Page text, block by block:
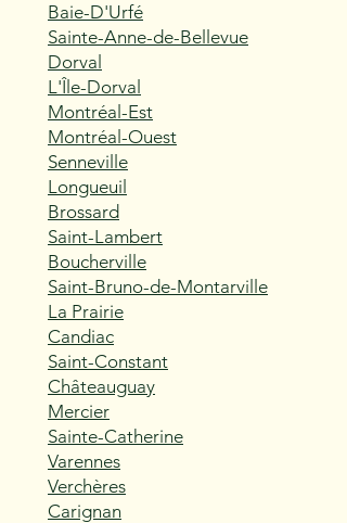
Baie-D'Urfé
Sainte-Anne-de-Bellevue
Dorval
L'Île-Dorval
Montréal-Est
Montréal-Ouest
Senneville
Longueuil
Brossard
Saint-Lambert
Boucherville
Saint-Bruno-de-Montarville
La Prairie
Candiac
Saint-Constant
Châteauguay
Mercier
Sainte-Catherine
Varennes
Verchères
Carignan